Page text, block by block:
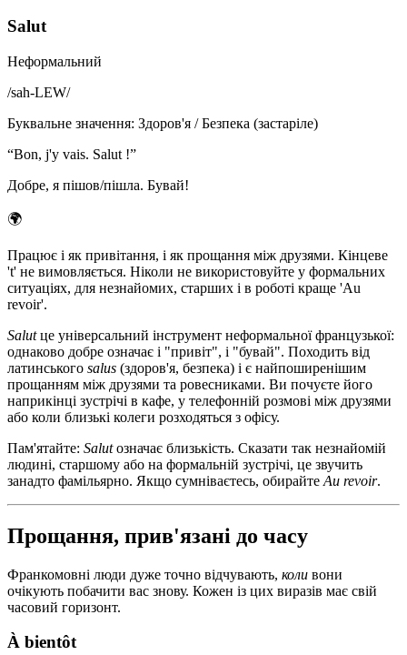
Salut
Неформальний
/sah-LEW/
Буквальне значення: Здоров'я / Безпека (застаріле)
“Bon, j'y vais. Salut !”
Добре, я пішов/пішла. Бувай!
🌍
Працює і як привітання, і як прощання між друзями. Кінцеве
't' не вимовляється. Ніколи не використовуйте у формальних
ситуаціях, для незнайомих, старших і в роботі краще 'Au
revoir'.
Salutце універсальний інструмент неформальної французької:
однаково добре означає і "привіт", і "бувай". Походить від
латинського salus (здоров'я, безпека) і є найпоширенішим
прощанням між друзями та ровесниками. Ви почуєте його
наприкінці зустрічі в кафе, у телефонній розмові між друзями
або коли близькі колеги розходяться з офісу.
Пам'ятайте: Salutозначає близькість. Сказати так незнайомій
людині, старшому або на формальній зустрічі, це звучить
занадто фамільярно. Якщо сумніваєтесь, обирайте Au revoir.
Прощання, прив'язані до часу
Франкомовні люди дуже точно відчувають, коли вони
очікують побачити вас знову. Кожен із цих виразів має свій
часовий горизонт.
À bientôt